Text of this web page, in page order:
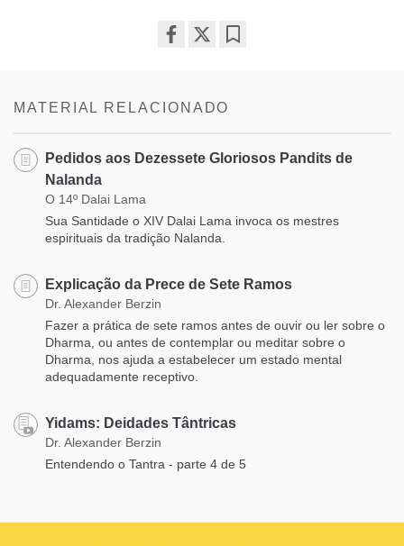
MATERIAL RELACIONADO
Pedidos aos Dezessete Gloriosos Pandits de
Nalanda
O 14º Dalai Lama
Sua Santidade o XIV Dalai Lama invoca os mestres
espirituais da tradição Nalanda.
Explicação da Prece de Sete Ramos
Dr. Alexander Berzin
Fazer a prática de sete ramos antes de ouvir ou ler sobre o
Dharma, ou antes de contemplar ou meditar sobre o
Dharma, nos ajuda a estabelecer um estado mental
adequadamente receptivo.
Yidams: Deidades Tântricas
Dr. Alexander Berzin
Entendendo o Tantra - parte 4 de 5